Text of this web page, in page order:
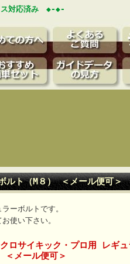
対応済み ◆-◆-
ルト（M８） ＜メール便可＞
ーボルトです。
使い下さい。
ロサイキック・プロ用 レギュ
＜メール便可＞